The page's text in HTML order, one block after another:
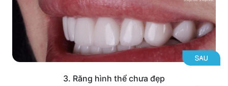
3. Răng hình thể chưa đẹp